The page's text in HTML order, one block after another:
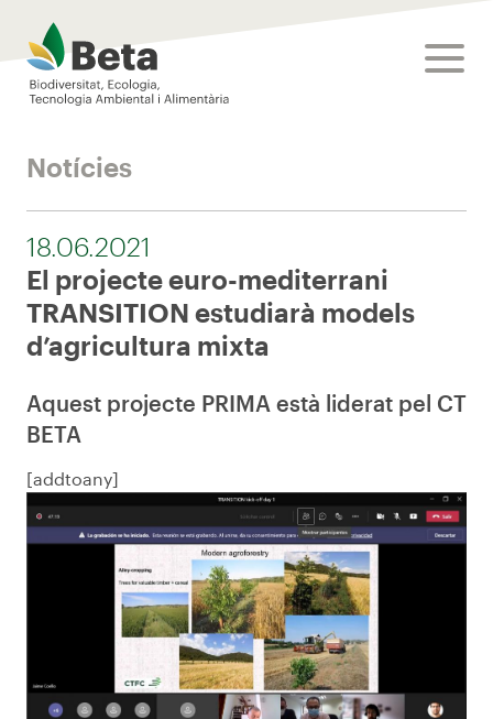
Beta Tech Center
Notícies
18.06.2021
El projecte euro-mediterrani
TRANSITION estudiarà models
d’agricultura mixta
Aquest projecte PRIMA està liderat pel CT
BETA
[addtoany]